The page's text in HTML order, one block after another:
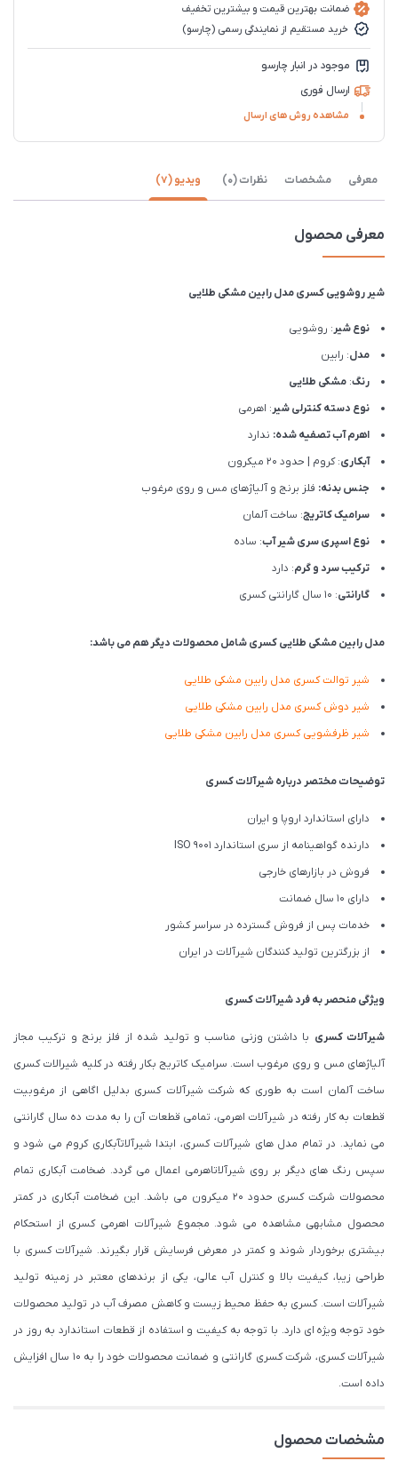
ضمانت بهترین قیمت و بیشترین تخفیف
خرید مستقیم از نمایندگی رسمی (چارسو)
موجود در انبار چارسو
ارسال فوری
مشاهده روش های ارسال
معرفی مشخصات نظرات (0) ویدیو (7)
معرفی محصول
شیر روشویی کسری مدل رابین مشکی طلایی
نوع شیر: روشویی
مدل: رابین
رنگ: مشکی طلایی
نوع دسته کنترلی شیر: اهرمی
اهرم آب تصفیه شده: ندارد
آبکاری: کروم | حدود 20 میکرون
جنس بدنه: فلز برنج و آلیاژهای مس و روی مرغوب
سرامیک کاتریج: ساخت آلمان
نوع اسپری سری شیر آب: ساده
ترکیب سرد و گرم: دارد
گارانتی: 10 سال گارانتی کسری
مدل رابینمشکی طلاییکسری شامل محصولات دیگر هم می باشد:
شیر توالت کسری مدل رابین مشکی طلایی
شیر دوش کسری مدل رابین مشکی طلایی
شیر ظرفشویی کسری مدل رابین مشکی طلایی
توضیحات مختصر درباره شیرآلات کسری
دارای استاندارد اروپا و ایران
دارنده گواهینامه از سری استاندارد ISO 9001
فروش در بازارهای خارجی
دارای 10 سال ضمانت
خدمات پس از فروش گسترده در سراسر کشور
از بزرگترین تولید کنندگان شیرآلات در ایران
ویژگی منحصر به فرد شیرآلات کسری
شیرآلات کسری با داشتن وزنی مناسب و تولید شده از فلز برنج و ترکیب مجاز
آلیاژهای مس و روی مرغوب است. سرامیک کاتریج بکار رفته در کلیه شیرالات کسری
ساخت آلمان است به طوری که شرکت شیرآلات کسری بدلیل اگاهی از مرغوبیت
قطعات به کار رفته در شیرآلات اهرمی، تمامی قطعات آن را به مدت ده سال گارانتی
می نماید. در تمام مدل های شیرآلات کسری، ابتدا شیرآلاتآبکاری کروم می شود و
سپس رنگ های دیگر بر روی شیرآلاتاهرمی اعمال می گردد. ضخامت آبکاری تمام
محصولات شرکت کسری حدود ۲۰ میکرون می باشد. این ضخامت آبکاری در کمتر
محصول مشابهی مشاهده می شود. مجموع شیرآلات اهرمی کسری از استحکام
بیشتری برخوردار شوند و کمتر در معرض فرسایش قرار بگیرند. شیرآلات کسری با
طراحی زیبا، کیفیت بالا و کنترل آب عالی، یکی از برندهای معتبر در زمینه تولید
شیرآلات است. کسری به حفظ محیط زیست و کاهش مصرف آب در تولید محصولات
خود توجه ویژه ای دارد. با توجه به کیفیت و استفاده از قطعات استاندارد به روز در
شیرآلات کسری، شرکت کسری گارانتی و ضمانت محصولات خود را به 10 سال افزایش
داده است.
مشخصات محصول